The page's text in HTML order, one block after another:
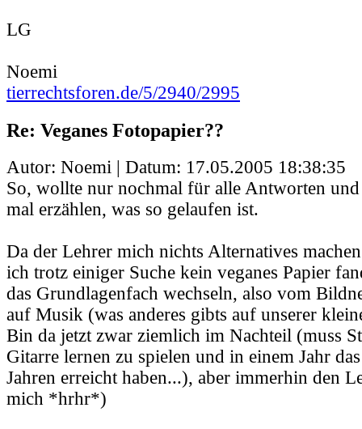
LG
Noemi
tierrechtsforen.de/5/2940/2995
Re: Veganes Fotopapier??
Autor: Noemi | Datum: 17.05.2005 18:38:35
So, wollte nur nochmal für alle Antworten
mal erzählen, was so gelaufen ist.
Da der Lehrer mich nichts Alternatives
ich trotz einiger Suche kein veganes Papier
das Grundlagenfach wechseln, also vom
auf Musik (was anderes gibts auf unserer
Bin da jetzt zwar ziemlich im Nachteil (muss
Gitarre lernen zu spielen und in einem Jahr
Jahren erreicht haben...), aber immerhin den
mich *hrhr*)